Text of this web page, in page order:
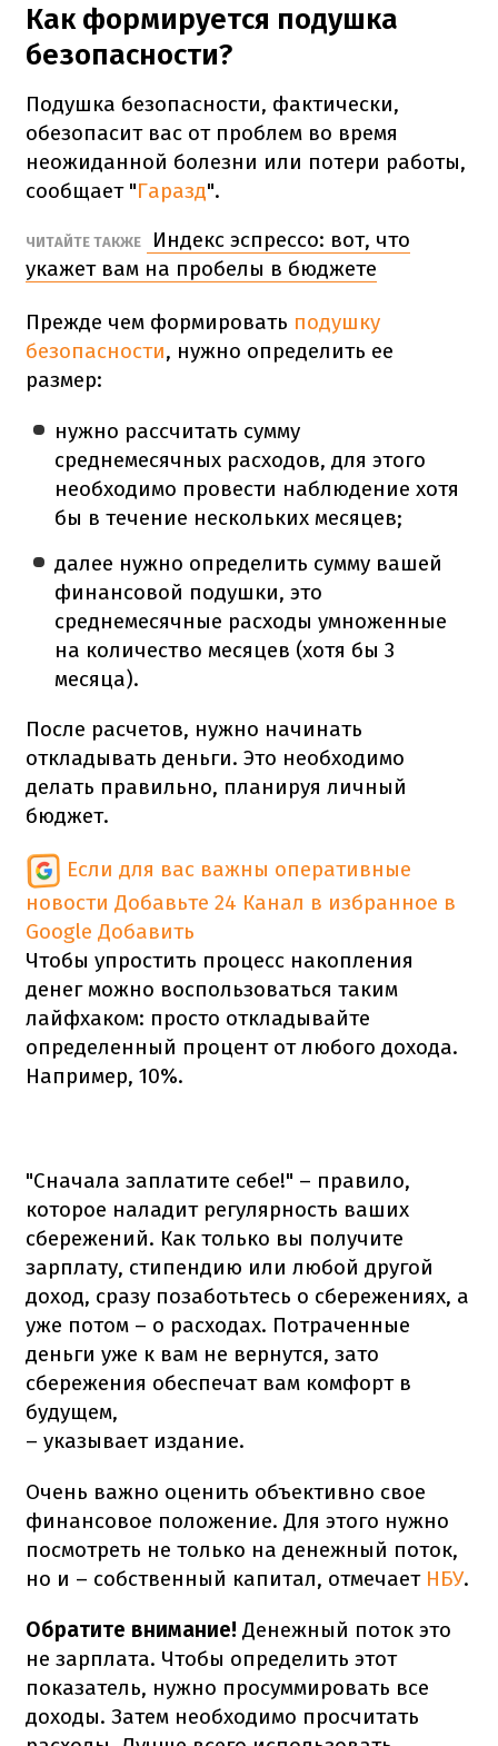
Как формируется подушка
безопасности?
Подушка безопасности, фактически,
обезопасит вас от проблем во время
неожиданной болезни или потери работы,
сообщает "Гаразд".
ЧИТАЙТЕ ТАКЖЕ
Индекс эспрессо: вот, что
укажет вам на пробелы в бюджете
Прежде чем формировать подушку
безопасности, нужно определить ее
размер:
нужно рассчитать сумму
среднемесячных расходов, для этого
необходимо провести наблюдение хотя
бы в течение нескольких месяцев;
далее нужно определить сумму вашей
финансовой подушки, это
среднемесячные расходы умноженные
на количество месяцев (хотя бы 3
месяца).
После расчетов, нужно начинать
откладывать деньги. Это необходимо
делать правильно, планируя личный
бюджет.
Если для вас важны оперативные
новости Добавьте 24 Канал в избранное в
Google Добавить
Чтобы упростить процесс накопления
денег можно воспользоваться таким
лайфхаком: просто откладывайте
определенный процент от любого дохода.
Например, 10%.
"Сначала заплатите себе!" – правило,
которое наладит регулярность ваших
сбережений. Как только вы получите
зарплату, стипендию или любой другой
доход, сразу позаботьтесь о сбережениях, а
уже потом – о расходах. Потраченные
деньги уже к вам не вернутся, зато
сбережения обеспечат вам комфорт в
будущем,
– указывает издание.
Очень важно оценить объективно свое
финансовое положение. Для этого нужно
посмотреть не только на денежный поток,
но и – собственный капитал, отмечаетНБУ.
Обратите внимание! Денежный поток это
не зарплата. Чтобы определить этот
показатель, нужно просуммировать все
доходы. Затем необходимо просчитать